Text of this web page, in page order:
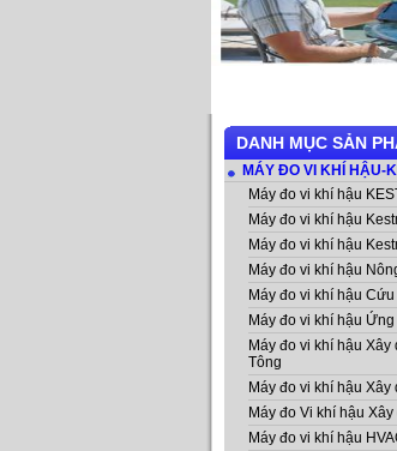
DANH MỤC SẢN
MÁY ĐO VI KHÍ HẬU-
Máy đo vi khí hậu
Máy đo vi khí hậu
Máy đo vi khí hậu
Máy đo vi khí hậu
Máy đo vi khí hậu
Máy đo vi khí hậu
Máy đo vi khí hậu
Tông
Máy đo vi khí hậu
Máy đo Vi khí hậu
Máy đo vi khí hậu